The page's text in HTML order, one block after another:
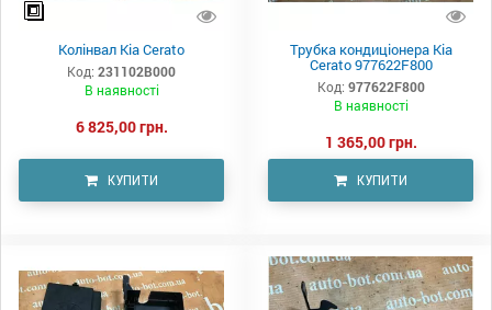
Колінвал Kia Cerato
Код: 231102B000
В наявності
6 825,00 грн.
КУПИТИ
Трубка кондиціонера Kia
Cerato 977622F800
Код: 977622F800
В наявності
1 365,00 грн.
КУПИТИ